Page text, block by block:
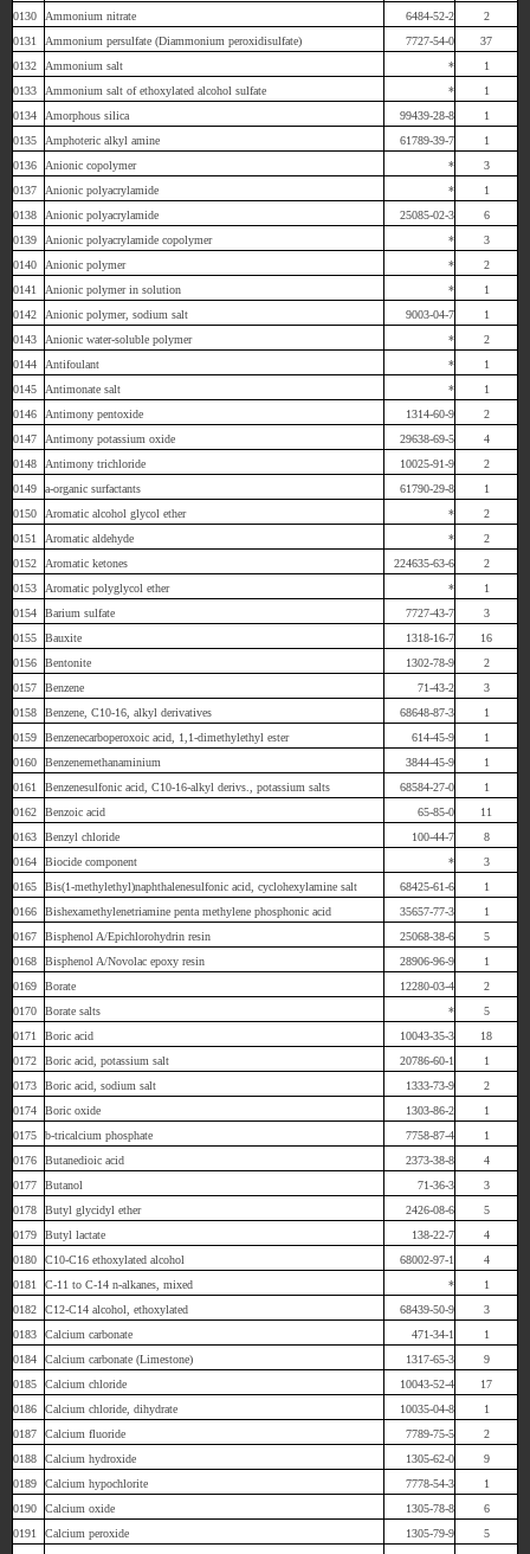
0130
Ammonium nitrate 6484-52-2
2
0131
Ammonium persulfate (Diammonium peroxidisulfate) 7727-54-0
37
0132
Ammonium salt *
1
0133
Ammonium salt of ethoxylated alcohol sulfate *
1
0134
Amorphous silica 99439-28-8
1
0135
Amphoteric alkyl amine 61789-39-7
1
0136
Anionic copolymer *
3
0137
Anionic polyacrylamide *
1
0138
Anionic polyacrylamide 25085-02-3
6
0139
Anionic polyacrylamide copolymer *
3
0140
Anionic polymer *
2
0141
Anionic polymer in solution *
1
0142
Anionic polymer, sodium salt 9003-04-7
1
0143
Anionic water-soluble polymer *
2
0144
Antifoulant *
1
0145
Antimonate salt *
1
0146
Antimony pentoxide 1314-60-9
2
0147
Antimony potassium oxide 29638-69-5
4
0148
Antimony trichloride 10025-91-9
2
0149
a-organic surfactants 61790-29-8
1
0150
Aromatic alcohol glycol ether *
2
0151
Aromatic aldehyde *
2
0152
Aromatic ketones 224635-63-6
2
0153
Aromatic polyglycol ether *
1
0154
Barium sulfate 7727-43-7
3
0155
Bauxite 1318-16-7
16
0156
Bentonite 1302-78-9
2
0157
Benzene 71-43-2
3
0158
Benzene, C10-16, alkyl derivatives 68648-87-3
1
0159
Benzenecarboperoxoic acid, 1,1-dimethylethyl ester 614-45-9
1
0160
Benzenemethanaminium 3844-45-9
1
0161
Benzenesulfonic acid, C10-16-alkyl derivs., potassium salts 68584-27-0
1
0162
Benzoic acid 65-85-0
11
0163
Benzyl chloride 100-44-7
8
0164
Biocide component *
3
0165
Bis(1-methylethyl)naphthalenesulfonic acid, cyclohexylamine salt 68425-61-6
1
0166
Bishexamethylenetriamine penta methylene phosphonic acid 35657-77-3
1
0167
Bisphenol A/Epichlorohydrin resin 25068-38-6
5
0168
Bisphenol A/Novolac epoxy resin 28906-96-9
1
0169
Borate 12280-03-4
2
0170
Borate salts *
5
0171
Boric acid 10043-35-3
18
0172
Boric acid, potassium salt 20786-60-1
1
0173
Boric acid, sodium salt 1333-73-9
2
0174
Boric oxide 1303-86-2
1
0175
b-tricalcium phosphate 7758-87-4
1
0176
Butanedioic acid 2373-38-8
4
0177
Butanol 71-36-3
3
0178
Butyl glycidyl ether 2426-08-6
5
0179
Butyl lactate 138-22-7
4
0180
C10-C16 ethoxylated alcohol 68002-97-1
4
0181
C-11 to C-14 n-alkanes, mixed *
1
0182
C12-C14 alcohol, ethoxylated 68439-50-9
3
0183
Calcium carbonate 471-34-1
1
0184
Calcium carbonate (Limestone) 1317-65-3
9
0185
Calcium chloride 10043-52-4
17
0186
Calcium chloride, dihydrate 10035-04-8
1
0187
Calcium fluoride 7789-75-5
2
0188
Calcium hydroxide 1305-62-0
9
0189
Calcium hypochlorite 7778-54-3
1
0190
Calcium oxide 1305-78-8
6
0191
Calcium peroxide 1305-79-9
5